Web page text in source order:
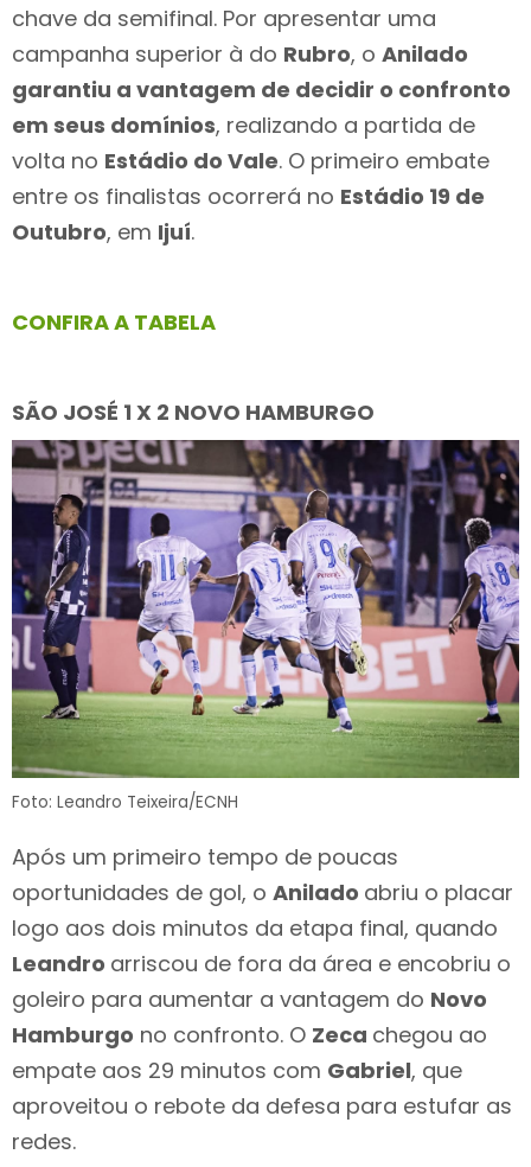
chave da semifinal. Por apresentar uma
campanha superior à do Rubro, o Anilado
garantiu a vantagem de decidir o confronto
em seus domínios, realizando a partida de
volta no Estádio do Vale. O primeiro embate
entre os finalistas ocorrerá no Estádio 19 de
Outubro, em Ijuí.
CONFIRA A TABELA
SÃO JOSÉ 1 X 2 NOVO HAMBURGO
Foto: Leandro Teixeira/ECNH
Após um primeiro tempo de poucas
oportunidades de gol, o Anilado abriu o placar
logo aos dois minutos da etapa final, quando
Leandro arriscou de fora da área e encobriu o
goleiro para aumentar a vantagem do Novo
Hamburgo no confronto. O Zeca chegou ao
empate aos 29 minutos com Gabriel, que
aproveitou o rebote da defesa para estufar as
redes.